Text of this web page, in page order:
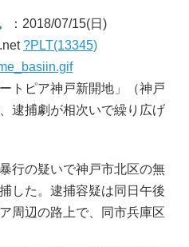
：2018/07/15(日)
?PLT(13345)
トピア神戸新開地」（神戸
逮捕劇が相次いで繰り広げ
行の疑いで神戸市北区の無
した。逮捕容疑は同日午後
周辺の路上で、同市兵庫区